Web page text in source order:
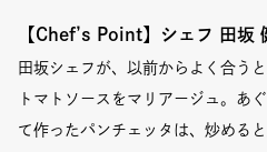
【Chef’s Point】 シェフ 田坂
田坂シェフが、以前からよく合う
トマトソースをマリアージュ。あ
て作ったパンチェッタは、炒める